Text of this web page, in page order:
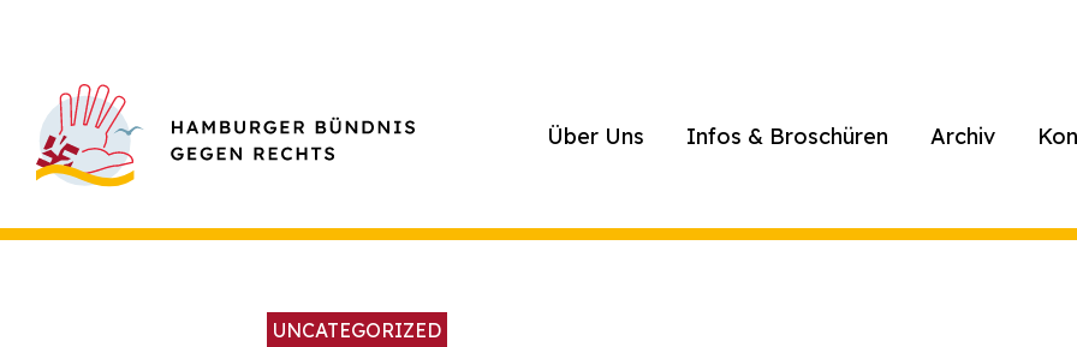
Über Uns Infos & Broschüren Archiv
UNCATEGORIZED